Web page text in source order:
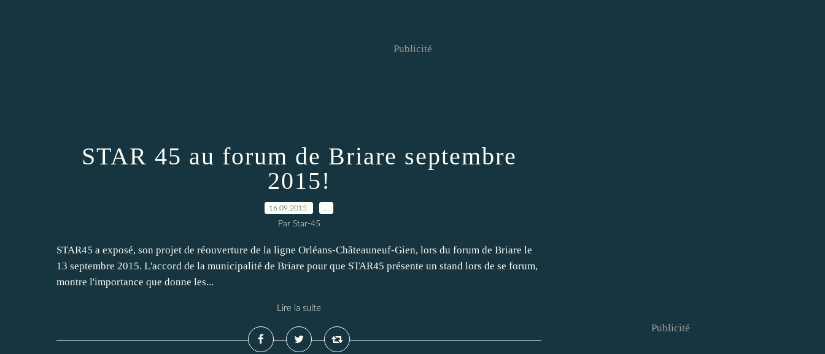
Publicité
STAR 45 au forum de Briare septembre
2015!
16.09.2015
Par Star-45
STAR45 a exposé, son projet de réouverture de la ligne Orléans-Châteauneuf-Gien, lors du forum de Briare le
13 septembre 2015. L'accord de la municipalité de Briare pour que STAR45 présente un stand lors de se forum,
montre l'importance que donne les...
Lire la suite
Publicité